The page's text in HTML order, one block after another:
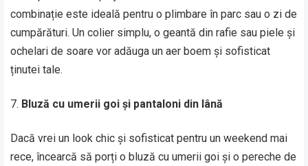
combinație este ideală pentru o plimbare în parc sau o zi de
cumpărături. Un colier simplu, o geantă din rafie sau piele și
ochelari de soare vor adăuga un aer boem și sofisticat
ținutei tale.
Bluză cu umerii goi și pantaloni din lână
Dacă vrei un look chic și sofisticat pentru un weekend mai
rece, încearcă să porți o bluză cu umerii goi și o pereche de